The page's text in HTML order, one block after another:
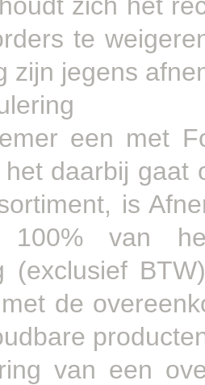
te
zijn jegens
een met
daarbij gaat
is
100% van
(exclusief
de
van een